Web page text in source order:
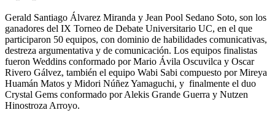
Gerald Santiago Álvarez Miranda y Jean Pool Sedano Soto, son los
ganadores del IX Torneo de Debate Universitario UC, en el que
participaron 50 equipos, con dominio de habilidades comunicativas,
destreza argumentativa y de comunicación. Los equipos finalistas
fueron Weddins conformado por Mario Ávila Oscuvilca y Oscar
Rivero Gálvez, también el equipo Wabi Sabi compuesto por Mireya
Huamán Matos y Midori Núñez Yamaguchi, y finalmente el duo
Crystal Gems conformado por Alekis Grande Guerra y Nutzen
Hinostroza Arroyo.